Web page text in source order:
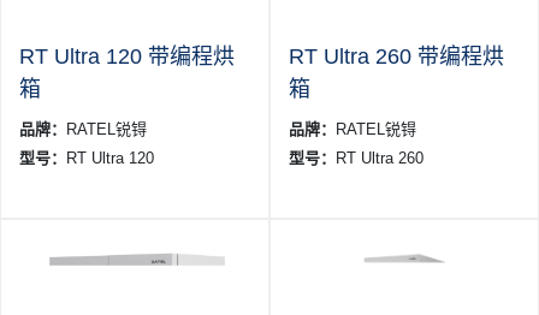
RT Ultra 120 带编程烘
箱
品牌：
RATEL锐锝
型号：
RT Ultra 120
RT Ultra 260 带编程烘
箱
品牌：
RATEL锐锝
型号：
RT Ultra 260